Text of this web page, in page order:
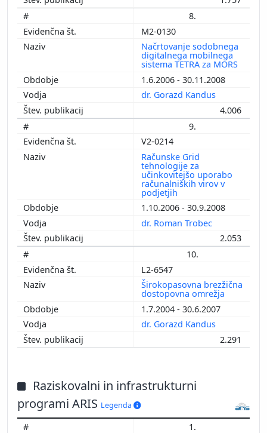
8.
M2-0130
Načrtovanje sodobnega
digitalnega mobilnega
sistema TETRA za MORS
1.6.2006 - 30.11.2008
dr. Gorazd Kandus
4.006
9.
V2-0214
Računske Grid
tehnologije za
učinkovitejšo uporabo
računalniških virov v
podjetjih
1.10.2006 - 30.9.2008
dr. Roman Trobec
2.053
10.
L2-6547
Širokopasovna brezžična
dostopovna omrežja
1.7.2004 - 30.6.2007
dr. Gorazd Kandus
2.291
Raziskovalni in infrastrukturni
programi ARIS Legenda
1.